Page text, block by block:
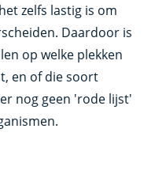
zelfs lastig is om
Daardoor is
op welke plekken
en of die soort
nog geen 'rode lijst'